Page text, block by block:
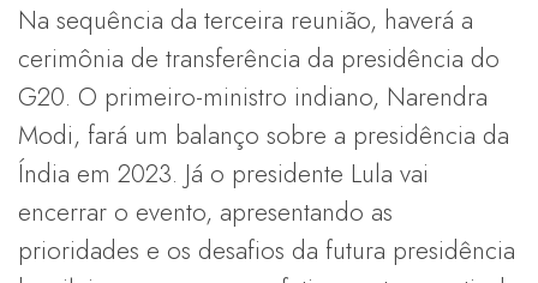
Na sequência da terceira reunião, haverá a
cerimônia de transferência da presidência do
G20. O primeiro-ministro indiano, Narendra
Modi, fará um balanço sobre a presidência da
Índia em 2023. Já o presidente Lula vai
encerrar o evento, apresentando as
prioridades e os desafios da futura presidência